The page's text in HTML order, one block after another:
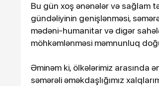
Bu gün xoş ənənələr və sağlam
gündəliyinin genişlənməsi,
mədəni-humanitar və digər
möhkəmlənməsi məmnunluq
Əminəm ki, ölkələrimiz arasında
səmərəli əməkdaşlığımız
16-07-2026,